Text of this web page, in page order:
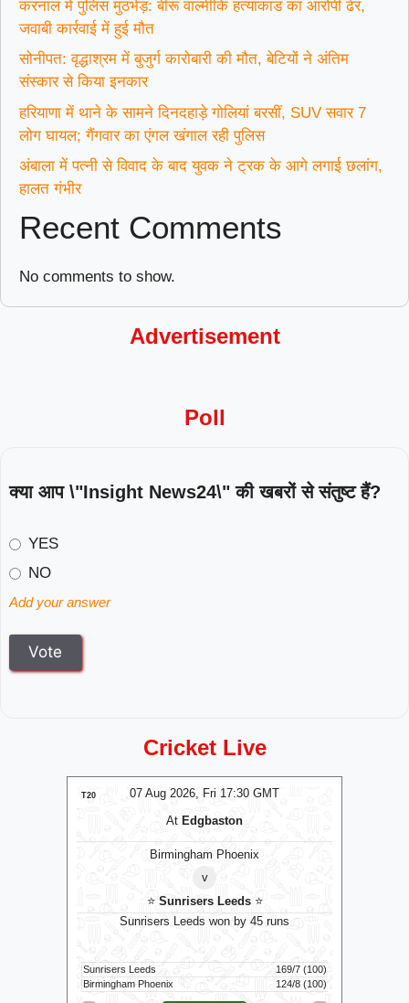
करनाल में पुलिस मुठभेड़: बीरू वाल्मीकि हत्याकांड का आरोपी ढेर,
जवाबी कार्रवाई में हुई मौत
सोनीपत: वृद्धाश्रम में बुजुर्ग कारोबारी की मौत, बेटियों ने अंतिम
संस्कार से किया इनकार
हरियाणा में थाने के सामने दिनदहाड़े गोलियां बरसीं, SUV सवार 7
लोग घायल; गैंगवार का एंगल खंगाल रही पुलिस
अंबाला में पत्नी से विवाद के बाद युवक ने ट्रक के आगे लगाई छलांग,
हालत गंभीर
Recent Comments
No comments to show.
Advertisement
Poll
क्या आप \"Insight News24\" की खबरों से संतुष्ट हैं?
YES
NO
Add your answer
Cricket Live
07 Aug 2026, Fri 17:30 GMT
T20
At Edgbaston
Birmingham Phoenix
v
⭐Sunrisers Leeds ⭐
Sunrisers Leeds won by 45 runs
Sunrisers Leeds
169/7 (100)
Birmingham Phoenix
124/8 (100)